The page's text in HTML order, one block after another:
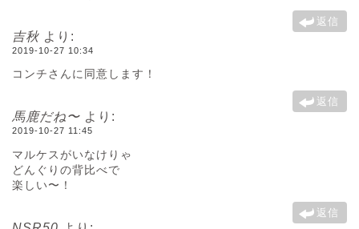
返信
吉秋 より:
2019-10-27 10:34
コンチさんに同意します！
返信
馬鹿だね〜 より:
2019-10-27 11:45
マルケスがいなけりゃ
どんぐりの背比べで
楽しい〜！
返信